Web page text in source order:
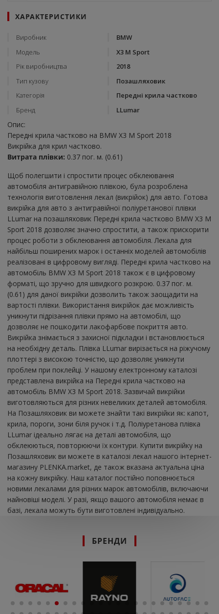
ХАРАКТЕРИСТИКИ
Виробник
BMW
Модель
X3 M Sport
Рік виробництва
2018
Тип кузову
Позашляховик
Категорія
Передні крила частково
Бренд
LLumar
Опис:
Передні крила частково на BMW X3 M Sport 2018
Викрійка для крил частково.
Витрата плівки: 0.37 пог. м. (0.61)
Щоб полегшити і спростити процес обклеювання
автомобіля антигравійною плівкою, була розроблена
технологія виготовлення лекал (викрійок) для авто. Готова
викрійка для авто з антигравійної поліуретанової плівки
LLumar на позашляховик Передні крила частково BMW X3 M
Sport 2018 дозволяє значно спростити, а також прискорити
процес роботи з обклеювання автомобіля. Лекала для
найбільш поширених марок і останніх моделей автомобілів
реалізовані в цифровому вигляді. Передні крила частково на
автомобіль BMW X3 M Sport 2018 також є в цифровому
форматі, що зручно для швидкого розкрою. 0.37 пог. м.
(0.61) для даної викрійки дозволить також заощадити на
вартості плівки. Використання викрійок дає можливість
уникнути підрізання плівки прямо на автомобілі, що
дозволяє не пошкодити лакофарбове покриття авто.
Викрійка знімається з захисної підкладки і встановлюється
на необхідну деталь. Плівка LLumar вирізається на ріжучому
плоттері з високою точністю, що дозволяє уникнути
проблем при поклейці. У нашому електронному каталозі
представлена ​​викрійка на Передні крила частково на
автомобіль BMW X3 M Sport 2018. Зазвичай викрійки
виготовляються для різних невеликих деталей автомобіля.
На Позашляховик ви можете знайти такі викрійки як: капот,
крила, пороги, зони біля ручок і т.д. Поліуретанова плівка
LLumar ідеально лягає на деталі автомобіля, що
обклеюються, повторюючи їх контури. Купити викрійку на
Позашляховик ви можете в каталозі лекал нашого інтернет-
магазину PLENKA.market, де також вказана актуальна ціна
на кожну викрійку. Наш каталог постійно поповнюється
новими лекалами для різних марок автомобілів, включаючи
найновіші моделі. У разі, якщо вашого автомобіля немає в
базі, лекала можуть бути виготовлені індивідуально.
БРЕНДИ